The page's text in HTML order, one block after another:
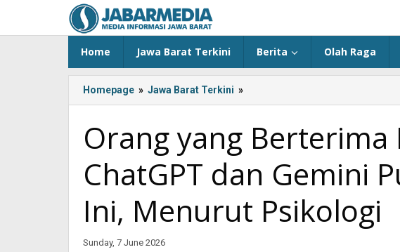
content
Home Jawa Barat Terkini Berita Olah Raga
Homepage » Jawa Barat Terkini »
yang
Kasih
pada
ChatGPT
dan
Punya
8
Orang yang Berterima
ChatGPT dan Gemini
Ini, Menurut Psikologi
Sunday, 7 June 2026